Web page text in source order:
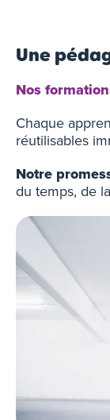
Une
Nos
Chaque
réutilisables
Notre
du temps, de